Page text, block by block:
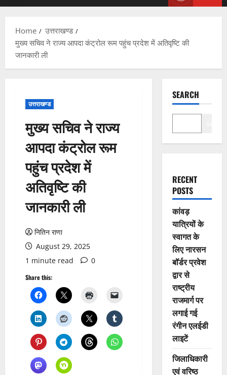
Home
उत्तराखण्ड
मुख्य सचिव ने राज्य आपदा कंट्रोल रूम पहुंच प्रदेश में अतिवृष्टि की
जानकारी ली
उत्तराखण्ड
मुख्य सचिव ने राज्य
आपदा कंट्रोल रूम
पहुंच प्रदेश में
अतिवृष्टि की
जानकारी ली
नितिन राणा
August 29, 2025
1 minute read
0
Share this:
SEARCH
RECENT
POSTS
कांवड़
यात्रियों के
स्वागत के
लिए नारसन
बॉर्डर प्रवेश
द्वार से
राष्ट्रीय
राजमार्ग पर
लगाई गई
रंगीन एलईडी
लाइटें
जिलाधिकारी
एवं वरिष्ठ